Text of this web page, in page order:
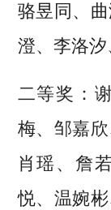
骆昱同、
澄、李洛
二等奖：
梅、邹嘉
肖瑶、詹
悦、温婉